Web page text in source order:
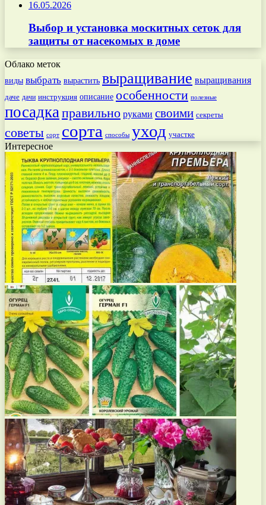
16.05.2026
Выбор и установка москитных сеток для
защиты от насекомых в доме
Облако меток
виды выбрать вырастить выращивание выращивания
даче дачи инструкция описание особенности полезные
посадкаправильно руками своими секреты
советы сорт сорта способы уход участке
Интересное